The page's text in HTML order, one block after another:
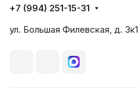
+7 (994) 251-15-31
ул. Большая Филевская, д. 3к1